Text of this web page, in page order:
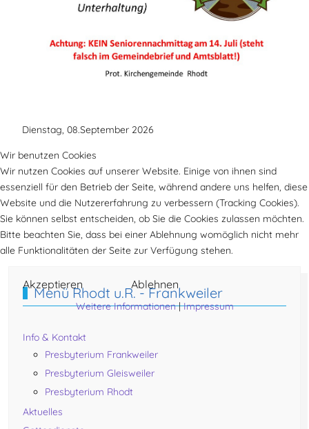
Dienstag, 08.September 2026
Vorheriger Beitrag: Ev. Krankenpflegeverein Rhodt
Zurück Nächster
Weiter
Menü Rhodt u.R. - Frankweiler
Info & Kontakt
Presbyterium Frankweiler
Presbyterium Gleisweiler
Presbyterium Rhodt
Aktuelles
Wir benutzen Cookies
Wir nutzen Cookies auf unserer Website. Einige von ihnen sind
essenziell für den Betrieb der Seite, während andere uns helfen, diese
Website und die Nutzererfahrung zu verbessern (Tracking Cookies).
Sie können selbst entscheiden, ob Sie die Cookies zulassen möchten.
Bitte beachten Sie, dass bei einer Ablehnung womöglich nicht mehr
alle Funktionalitäten der Seite zur Verfügung stehen.
Akzeptieren Ablehnen
Weitere Informationen|Impressum